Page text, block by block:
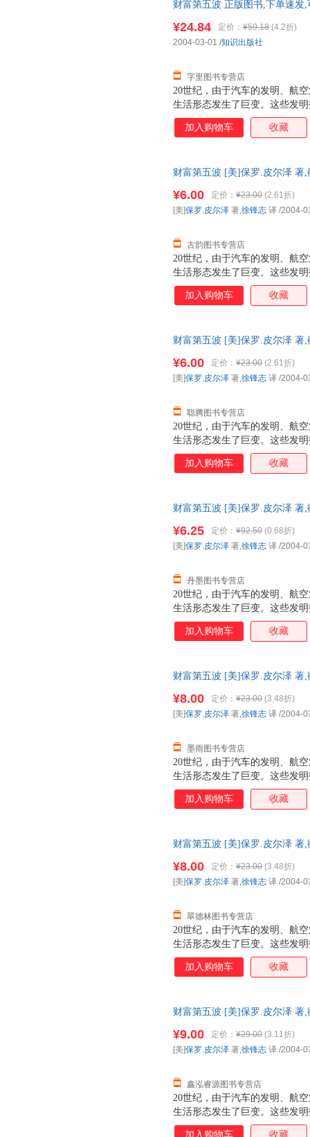
财富第五波 正版图书,下单速发,
20世纪，由于汽车的发明、航
生活形态发生了巨变。这些发
投资人累积了富可敌国的财富
覆我们的生活，并在往后10年
¥24.84 定价： ¥59.18 (4.2折)
字里图书专营店
2004-03-01 /知识出版社
加入购物车 收藏
财富第五波 [美]保罗.皮尔泽 著
20世纪，由于汽车的发明、航
生活形态发生了巨变。这些发
投资人累积了富可敌国的财富
覆我们的生活，并在往后10年
¥6.00 定价： ¥23.00 (2.61折)
古韵图书专营店
[美]保罗.皮尔泽 著,徐锋志 译 /2004-
加入购物车 收藏
财富第五波 [美]保罗.皮尔泽 著
20世纪，由于汽车的发明、航
生活形态发生了巨变。这些发
投资人累积了富可敌国的财富
覆我们的生活，并在往后10年
¥6.00 定价： ¥23.00 (2.61折)
聪腾图书专营店
[美]保罗.皮尔泽 著,徐锋志 译 /2004-
加入购物车 收藏
财富第五波 [美]保罗.皮尔泽 著,
20世纪，由于汽车的发明、航
生活形态发生了巨变。这些发
投资人累积了富可敌国的财富
覆我们的生活，并在往后10年
¥6.25 定价： ¥92.50 (0.68折)
丹墨图书专营店
[美]保罗.皮尔泽 著,徐锋志 译 /2004-
加入购物车 收藏
财富第五波 [美]保罗.皮尔泽 著
20世纪，由于汽车的发明、航
生活形态发生了巨变。这些发
投资人累积了富可敌国的财富
覆我们的生活，并在往后10年
¥8.00 定价： ¥23.00 (3.48折)
墨雨图书专营店
[美]保罗.皮尔泽 著,徐锋志 译 /2004-
加入购物车 收藏
财富第五波 [美]保罗.皮尔泽 著
20世纪，由于汽车的发明、航
生活形态发生了巨变。这些发
投资人累积了富可敌国的财富
覆我们的生活，并在往后10年
¥8.00 定价： ¥23.00 (3.48折)
翠德林图书专营店
[美]保罗.皮尔泽 著,徐锋志 译 /2004-
加入购物车 收藏
财富第五波 [美]保罗.皮尔泽 著
20世纪，由于汽车的发明、航
生活形态发生了巨变。这些发
投资人累积了富可敌国的财富
¥9.00 定价： ¥29.00 (3.11折)
鑫泓睿源图书专营店
[美]保罗.皮尔泽 著,徐锋志 译 /2004-
加入购物车 收藏